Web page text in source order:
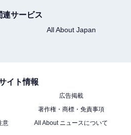
温泉郷の人気ホテル】「八幡平ハイ
マの湯と肉屋直営の極上肉が自慢の
連サービス
All About Japan
イト情報
広告掲載
著作権・商標・免責事項
意
All About ニュースについて